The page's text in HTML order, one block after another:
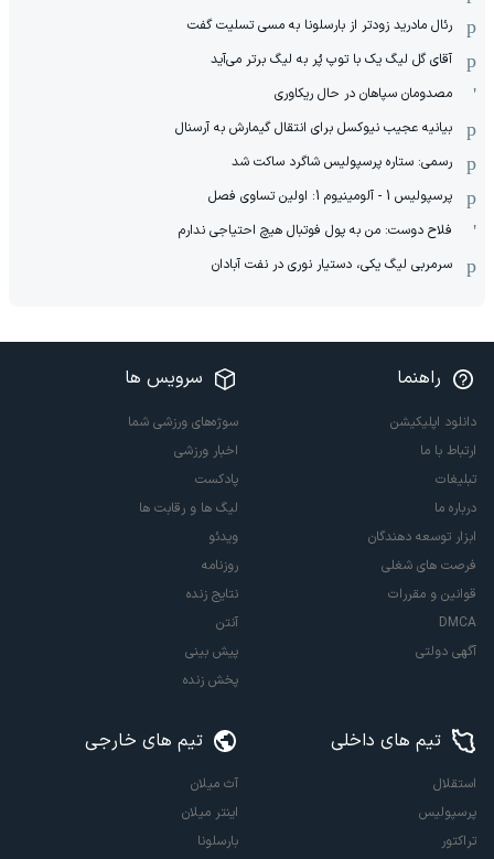
رئال مادرید زودتر از بارسلونا به مسی تسلیت گفت
آقای گل لیگ یک با توپ پُر به لیگ برتر می‌آید
مصدومان سپاهان در حال ریکاوری
بیانیه عجیب نیوکسل برای انتقال گیمارش به آرسنال
رسمی: ستاره پرسپولیس شاگرد ساکت شد
پرسپولیس 1 - آلومینیوم 1: اولین تساوی فصل
فلاح دوست: من به پول فوتبال هیچ احتیاجی ندارم
سرمربی لیگ یکی، دستیار نوری در نفت آبادان
راهنما
دانلود اپلیکیشن
ارتباط با ما
تبلیغات
درباره ما
ابزار توسعه دهندگان
فرصت های شغلی
قوانین و مقررات
DMCA
آگهی دولتی
سرویس ها
سوژه‌های ورزشی شما
اخبار ورزشی
پادکست
لیگ ها و رقابت ها
ویدئو
روزنامه
نتایج زنده
آنتن
پیش بینی
پخش زنده
تیم های داخلی
استقلال
پرسپولیس
تراکتور
تیم های خارجی
آث میلان
اینتر میلان
بارسلونا